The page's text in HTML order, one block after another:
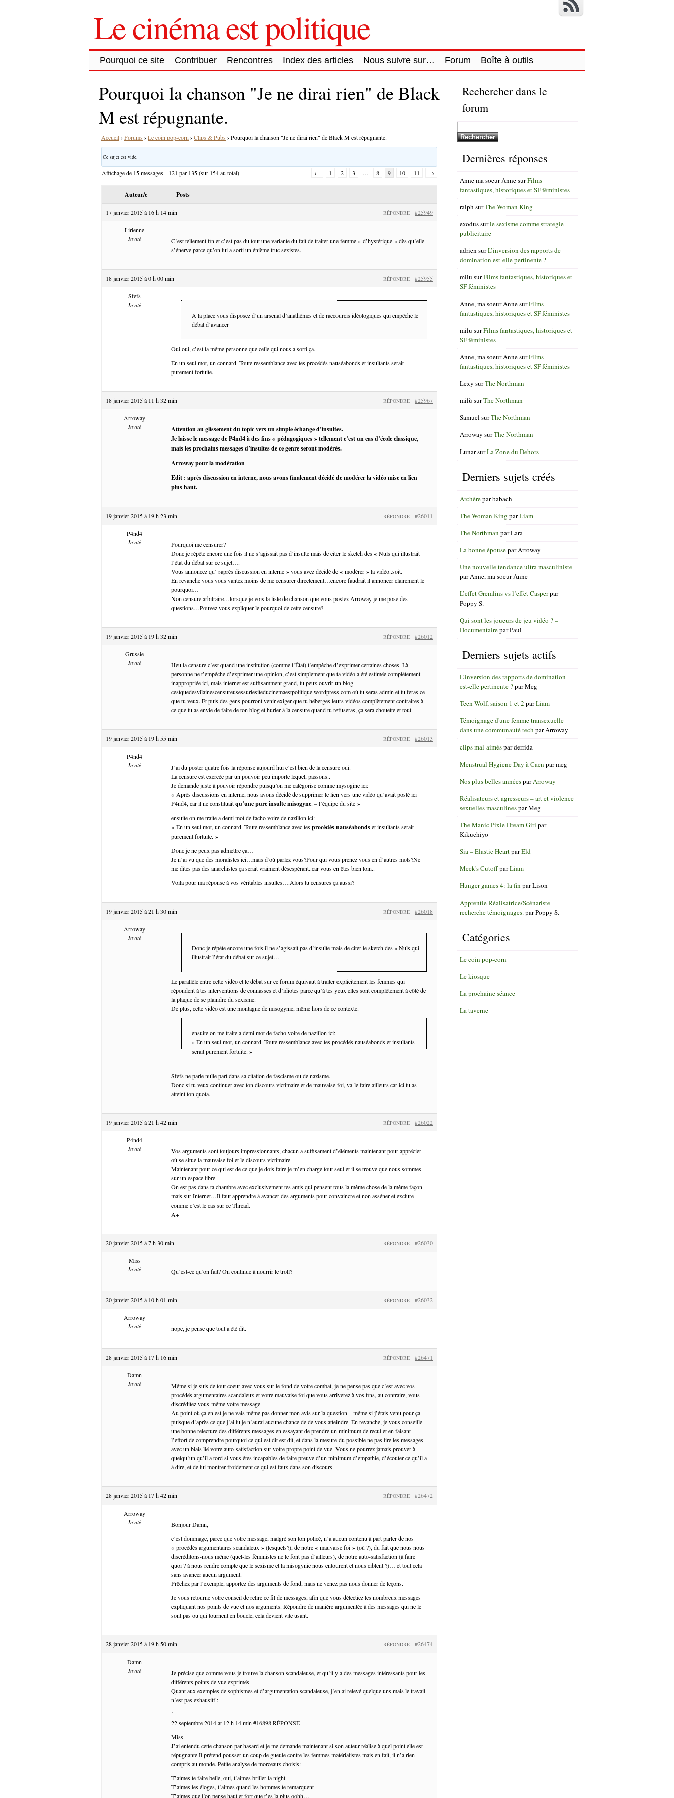
Le cinéma est politique
Pourquoi ce site Contribuer Rencontres Index des articles Nous suivre sur… Forum Boîte à outils
Pourquoi la chanson "Je ne dirai rien" de Black
M est répugnante.
Accueil› Forums › Le coin pop-corn › Clips & Pubs › Pourquoi la chanson "Je ne dirai rien" de Black M est répugnante.
Ce sujet est vide.
Affichage de 15 messages - 121 par 135 (sur 154 au total) ← 1 2 3 … 8 9 10 11 →
Auteur/e Posts
17 janvier 2015 à 16 h 14 min #25949
RÉPONDRE
Lirienne
Invité
C’est tellement fin et c’est pas du tout une variante du fait de traiter une femme « d’hystérique » dès qu’elle
s’énerve parce qu’on lui a sorti un énième truc sexistes.
18 janvier 2015 à 0 h 00 min #25955
RÉPONDRE
Sfefs
Invité
A la place vous disposez d’un arsenal d’anathèmes et de raccourcis idéologiques qui empêche le
débat d’avancer
Oui oui, c’est la même personne que celle qui nous a sorti ça.
En un seul mot, un connard. Toute ressemblance avec tes procédés nauséabonds et insultants serait
purement fortuite.
18 janvier 2015 à 11 h 32 min #25967
RÉPONDRE
Arroway
Invité
Attention au glissement du topic vers un simple échange d’insultes.
Je laisse le message de P4nd4 à des fins « pédagogiques » tellement c’est un cas d’école classique,
mais les prochains messages d’insultes de ce genre seront modérés.
Arroway pour la modération
Edit : après discussion en interne, nous avons finalement décidé de modérer la vidéo mise en lien
plus haut.
19 janvier 2015 à 19 h 23 min #26011
RÉPONDRE
P4nd4
Invité
Pourquoi me censurer?
Donc je répète encore une fois il ne s’agissait pas d’insulte mais de citer le sketch des « Nuls qui illustrait
l’état du débat sur ce sujet….
Vous annoncez qu' »après discussion en interne » vous avez décidé de « modérer » la vidéo..soit.
En revanche vous vous vantez moins de me censurer directement…encore faudrait il annoncer clairement le
pourquoi…
Non censure arbitraire…lorsque je vois la liste de chanson que vous postez Arroway je me pose des
questions…Pouvez vous expliquer le pourquoi de cette censure?
19 janvier 2015 à 19 h 32 min #26012
RÉPONDRE
Grussie
Invité
Heu la censure c’est quand une institution (comme l’État) t’empêche d’exprimer certaines choses. Là
personne ne t’empêche d’exprimer une opinion, c’est simplement que ta vidéo a été estimée complètement
inappropriée ici, mais internet est suffisamment grand, tu peux ouvrir un blog
cestquedesvilainescensureusessurlesiteducinemaestpolitique.wordpress.com où tu seras admin et tu feras ce
que tu veux. Et puis des gens pourront venir exiger que tu héberges leurs vidéos complètement contraires à
ce que tu as envie de faire de ton blog et hurler à la censure quand tu refuseras, ça sera chouette et tout.
19 janvier 2015 à 19 h 55 min #26013
RÉPONDRE
P4nd4
Invité
J’ai du poster quatre fois la réponse aujourd hui c’est bien de la censure oui.
La censure est exercée par un pouvoir peu importe lequel, passons..
Je demande juste à pouvoir répondre puisqu’on me catégorise comme mysogine ici:
« Après discussions en interne, nous avons décidé de supprimer le lien vers une vidéo qu’avait posté ici
P4nd4, car il ne constituaitqu’une pure insulte misogyne. – l’équipe du site »
ensuite on me traite a demi mot de facho voire de nazillon ici:
« En un seul mot, un connard. Toute ressemblance avec tesprocédés nauséabondset insultants serait
purement fortuite. »
Donc je ne peux pas admettre ça…
Je n’ai vu que des moralistes ici…mais d’où parlez vous?Pour qui vous prenez vous en d’autres mots?Ne
me dites pas des anarchistes ça serait vraiment désespérant..car vous en êtes bien loin..
Voila pour ma réponse à vos véritables insultes….Alors tu censures ça aussi?
19 janvier 2015 à 21 h 30 min #26018
RÉPONDRE
Arroway
Invité
Donc je répète encore une fois il ne s’agissait pas d’insulte mais de citer le sketch des « Nuls qui
illustrait l’état du débat sur ce sujet….
Le parallèle entre cette vidéo et le débat sur ce forum équivaut à traiter explicitement les femmes qui
répondent à tes interventions de connasses et d’idiotes parce qu’à tes yeux elles sont complètement à côté de
la plaque de se plaindre du sexisme.
De plus, cette vidéo est une montagne de misogynie, même hors de ce contexte.
ensuite on me traite a demi mot de facho voire de nazillon ici:
« En un seul mot, un connard. Toute ressemblance avec tes procédés nauséabonds et insultants
serait purement fortuite. »
Sfefs ne parle nulle part dans sa citation de fascisme ou de nazisme.
Donc si tu veux continuer avec ton discours victimaire et de mauvaise foi, va-le faire ailleurs car ici tu as
atteint ton quota.
19 janvier 2015 à 21 h 42 min #26022
RÉPONDRE
P4nd4
Invité
Vos arguments sont toujours impressionnants, chacun a suffisament d’éléments maintenant pour apprécier
où se situe la mauvaise foi et le discours victimaire.
Maintenant pour ce qui est de ce que je dois faire je m’en charge tout seul et il se trouve que nous sommes
sur un espace libre.
On est pas dans ta chambre avec exclusivement tes amis qui pensent tous la même chose de la même façon
mais sur Internet…Il faut apprendre à avancer des arguments pour convaincre et non asséner et exclure
comme c’est le cas sur ce Thread.
A+
20 janvier 2015 à 7 h 30 min #26030
RÉPONDRE
Miss
Invité Qu’est-ce qu’on fait? On continue à nourrir le troll?
20 janvier 2015 à 10 h 01 min #26032
RÉPONDRE
Arroway
Invité nope, je pense que tout a été dit.
28 janvier 2015 à 17 h 16 min #26471
RÉPONDRE
Damn
Invité
Même si je suis de tout coeur avec vous sur le fond de votre combat, je ne pense pas que c’est avec vos
procédés argumentaires scandaleux et votre mauvaise foi que vous arriverez à vos fins, au contraire, vous
discréditez vous-même votre message.
Au point où ça en est je ne vais même pas donner mon avis sur la question – même si j’étais venu pour ça –
puisque d’après ce que j’ai lu je n’aurai aucune chance de de vous atteindre. En revanche, je vous conseille
une bonne relecture des différents messages en essayant de prendre un minimum de recul et en faisant
l’effort de comprendre pourquoi ce qui est dit est dit, et dans la mesure du possible ne pas lire les messages
avec un biais lié votre auto-satisfaction sur votre propre point de vue. Vous ne pourrez jamais prouver à
quelqu’un qu’il a tord si vous êtes incapables de faire preuve d’un minimum d’empathie, d’écouter ce qu’il a
à dire, et de lui montrer froidement ce qui est faux dans son discours.
28 janvier 2015 à 17 h 42 min #26472
RÉPONDRE
Arroway
Invité
Bonjour Damn,
c’est dommage, parce que votre message, malgré son ton policé, n’a aucun contenu à part parler de nos
« procédés argumentaires scandaleux » (lesquels?), de notre « mauvaise foi » (où ?), du fait que nous nous
discréditons-nous même (quel-les féministes ne le font pas d’ailleurs), de notre auto-satisfaction (à faire
quoi ? à nous rendre compte que le sexisme et la misogynie nous entourent et nous ciblent ?)… et tout cela
sans avancer aucun argument.
Prêchez par l’exemple, apportez des arguments de fond, mais ne venez pas nous donner de leçons.
Je vous retourne votre conseil de relire ce fil de messages, afin que vous détectiez les nombreux messages
expliquant nos points de vue et nos arguments. Répondre de manière argumentée à des messages qui ne le
sont pas ou qui tournent en boucle, cela devient vite usant.
28 janvier 2015 à 19 h 50 min #26474
RÉPONDRE
Damn
Invité
Je précise que comme vous je trouve la chanson scandaleuse, et qu’il y a des messages intéressants pour les
différents points de vue exprimés.
Quant aux exemples de sophismes et d’argumentation scandaleuse, j’en ai relevé quelque uns mais le travail
n’est pas exhausitf :
[
22 septembre 2014 at 12 h 14 min #16898 RÉPONSE
Miss
J’ai entendu cette chanson par hasard et je me demande maintenant si son auteur réalise à quel point elle est
répugnante.Il prétend pousser un coup de gueule contre les femmes matérialistes mais en fait, il n’a rien
compris au monde. Petite analyse de morceaux choisis:
T’aimes te faire belle, oui, t’aimes briller la night
T’aimes les éloges, t’aimes quand les hommes te remarquent
T’aimes que l’on pense haut et fort que t’es la plus oohh…
Rechercher dans le
forum
Dernières réponses
Anne ma soeur AnnesurFilms
fantastiques, historiques et SF féministes
ralph surThe Woman King
exodussurle sexisme comme strategie
publicitaire
adrien surL’inversion des rapports de
domination est-elle pertinente ?
milu surFilms fantastiques, historiques et
SF féministes
Anne, ma soeur AnnesurFilms
fantastiques, historiques et SF féministes
milu surFilms fantastiques, historiques et
SF féministes
Anne, ma soeur AnnesurFilms
fantastiques, historiques et SF féministes
Lexy surThe Northman
milù surThe Northman
Samuel surThe Northman
Arroway surThe Northman
LunarsurLa Zone du Dehors
Derniers sujets créés
Archèreparbabach
The Woman King parLiam
The Northman parLara
La bonne épouseparArroway
Une nouvelle tendance ultra masculiniste
parAnne, ma soeur Anne
L’effet Gremlins vs l’effet Casperpar
Poppy S.
Qui sont les joueurs de jeu vidéo ? –
DocumentaireparPaul
Derniers sujets actifs
L’inversion des rapports de domination
est-elle pertinente ?parMeg
Teen Wolf, saison 1 et 2 parLiam
Témoignage d'une femme transexuelle
dans une communauté tech parArroway
clips mal-aimésparderrida
Menstrual Hygiene Day à Caen parmeg
Nos plus belles annéesparArroway
Réalisateurs et agresseurs – art et violence
sexuelles masculinesparMeg
The Manic Pixie Dream Girl par
Kikuchiyo
Sia – Elastic HeartparEld
Meek's CutoffparLiam
Hunger games 4: la fin parLison
Apprentie Réalisatrice/Scénariste
recherche témoignages. parPoppy S.
Catégories
Le coin pop-corn
Le kiosque
La prochaine séance
La taverne